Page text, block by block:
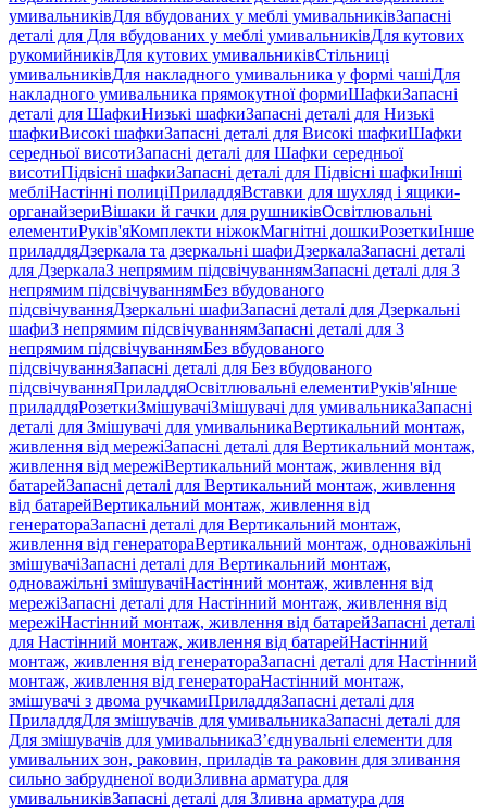
умивальниківДля вбудованих у меблі умивальниківЗапасні
деталі для Для вбудованих у меблі умивальниківДля кутових
рукомийниківДля кутових умивальниківСтільниці
умивальниківДля накладного умивальника у формі чашіДля
накладного умивальника прямокутної формиШафкиЗапасні
деталі для ШафкиНизькі шафкиЗапасні деталі для Низькі
шафкиВисокі шафкиЗапасні деталі для Високі шафкиШафки
середньої висотиЗапасні деталі для Шафки середньої
висотиПідвісні шафкиЗапасні деталі для Підвісні шафкиІнші
мебліНастінні полиціПриладдяВставки для шухляд і ящики-
органайзериВішаки й гачки для рушниківОсвітлювальні
елементиРуків'яКомплекти ніжокМагнітні дошкиРозеткиІнше
приладдяДзеркала та дзеркальні шафиДзеркалаЗапасні деталі
для ДзеркалаЗ непрямим підсвічуваннямЗапасні деталі для З
непрямим підсвічуваннямБез вбудованого
підсвічуванняДзеркальні шафиЗапасні деталі для Дзеркальні
шафиЗ непрямим підсвічуваннямЗапасні деталі для З
непрямим підсвічуваннямБез вбудованого
підсвічуванняЗапасні деталі для Без вбудованого
підсвічуванняПриладдяОсвітлювальні елементиРуків'яІнше
приладдяРозеткиЗмішувачіЗмішувачі для умивальникаЗапасні
деталі для Змішувачі для умивальникаВертикальний монтаж,
живлення від мережіЗапасні деталі для Вертикальний монтаж,
живлення від мережіВертикальний монтаж, живлення від
батарейЗапасні деталі для Вертикальний монтаж, живлення
від батарейВертикальний монтаж, живлення від
генератораЗапасні деталі для Вертикальний монтаж,
живлення від генератораВертикальний монтаж, одноважільні
змішувачіЗапасні деталі для Вертикальний монтаж,
одноважільні змішувачіНастінний монтаж, живлення від
мережіЗапасні деталі для Настінний монтаж, живлення від
мережіНастінний монтаж, живлення від батарейЗапасні деталі
для Настінний монтаж, живлення від батарейНастінний
монтаж, живлення від генератораЗапасні деталі для Настінний
монтаж, живлення від генератораНастінний монтаж,
змішувачі з двома ручкамиПриладдяЗапасні деталі для
ПриладдяДля змішувачів для умивальникаЗапасні деталі для
Для змішувачів для умивальникаЗ’єднувальні елементи для
умивальних зон, раковин, приладів та раковин для зливання
сильно забрудненої водиЗливна арматура для
умивальниківЗапасні деталі для Зливна арматура для